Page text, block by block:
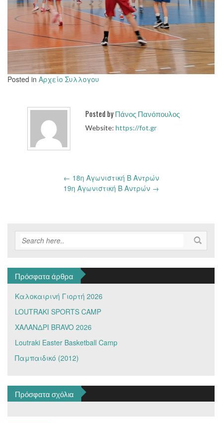
Posted in Αρχείο Συλλογου
Posted byΠάνος Πανόπουλος
Website: https://fot.gr
← 18η Αγωνιστική Β Αντρών
19η Αγωνιστική Β Αντρών →
Πρόσφατα άρθρα
Καλοκαιρινή Γιορτή 2026
LOUTRAKI SPORTS CAMP
ΧΑΛΑΝΔΡΙ BRAVO 2026
Loutraki Easter Basketball Camp
Παμπαιδικό (2012)
Πρόσφατα σχόλια